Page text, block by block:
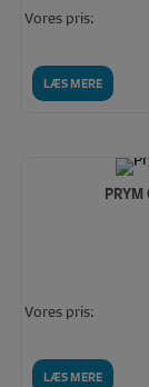
LÆS MERE
Vores pris:
PRYM
LÆS MERE
Vores pris: